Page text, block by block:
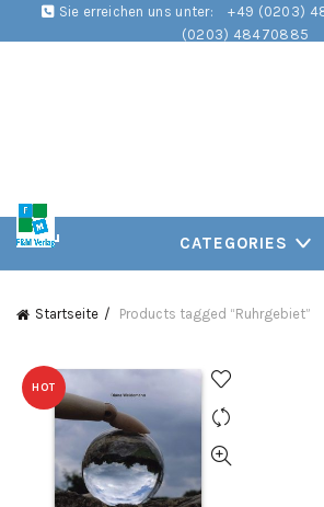
Sie erreichen uns unter:
+49 (0203)
(0203) 48470885
CATEGORIES
Startseite Products tagged “Ruhrgebiet”
HOT